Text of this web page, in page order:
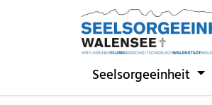
Direkt zur Hauptnavigation springen
Direkt zum Inhalt springen
Seelsorgeeinheit